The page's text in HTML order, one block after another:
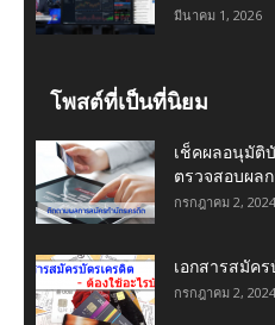
มีนาคม 1, 2026
โพสต์ที่เป็นที่นิยม
เช็คผลอนุมัติ
ตรวจสอบผล
กรกฎาคม 2, 2024
เอกสารสมัค
กรกฎาคม 2, 2024